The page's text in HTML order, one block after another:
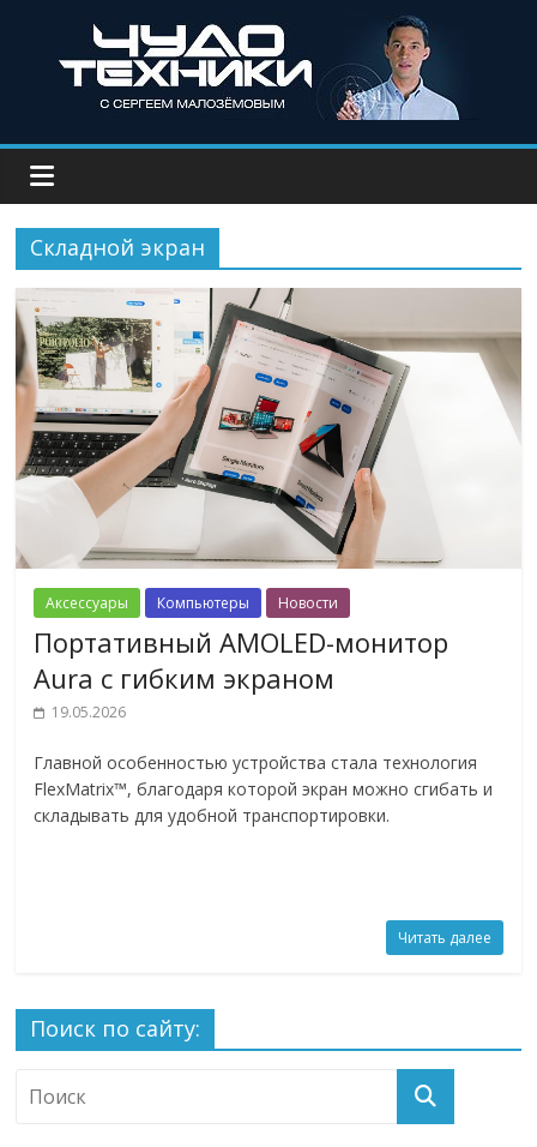
Складной экран
Аксессуары Компьютеры Новости
Портативный AMOLED-монитор
Aura с гибким экраном
19.05.2026
Главной особенностью устройства стала технология
FlexMatrix™, благодаря которой экран можно сгибать и
складывать для удобной транспортировки.
Читать далее
Поиск по сайту: